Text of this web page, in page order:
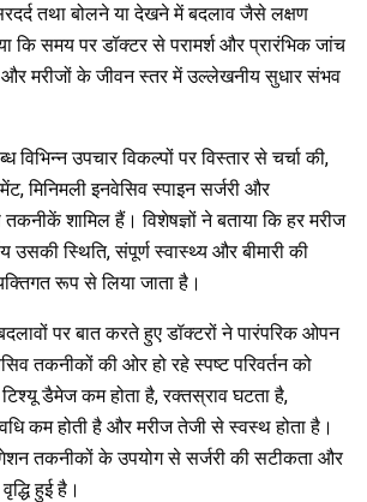
तथा बोलने या देखने में बदलाव जैसे लक्षण
कि समय पर डॉक्टर से परामर्श और प्रारंभिक जांच
मरीजों के जीवन स्तर में उल्लेखनीय सुधार संभव
विभिन्न उपचार विकल्पों पर विस्तार से चर्चा की,
मिनिमली इनवेसिव स्पाइन सर्जरी और
तकनीकें शामिल हैं। विशेषज्ञों ने बताया कि हर मरीज
उसकी स्थिति, संपूर्ण स्वास्थ्य और बीमारी की
रूप से लिया जाता है।
पर बात करते हुए डॉक्टरों ने पारंपरिक ओपन
तकनीकों की ओर हो रहे स्पष्ट परिवर्तन को
डैमेज कम होता है, रक्तस्राव घटता है,
कम होती है और मरीज तेजी से स्वस्थ होता है।
तकनीकों के उपयोग से सर्जरी की सटीकता और
हुई है।